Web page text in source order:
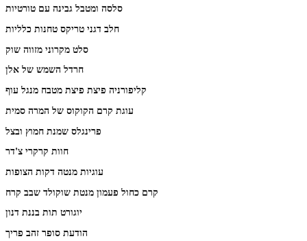
סלסה ומטבל גבינה עם טורטיות
חלב דגני טריקס טחנות כלליות
סלט מקרוני מזווה שוק
חרדל השמש של אלן
קליפורניה פיצת פיצת מטבח מנגל עוף
עוגת קרם הקוקוס של המרה סמית
פרינגלס שמנת חמוץ ובצל
חוות קרקרי צ'דר
עוגיות מנטה דקות הצופות
קרם כחול פעמון מנטת שוקולד שבב קרח
יוגורט תות בננת דנון
הודעת סופר זהב פריך